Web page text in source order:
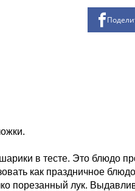
в тесте. Это блюдо
как праздничное
лук.